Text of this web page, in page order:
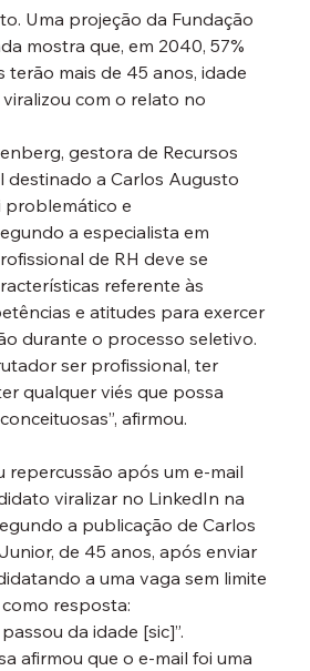
Uma projeção da Fundação
mostra que, em 2040, 57%
mais de 45 anos, idade
com o relato no
gestora de Recursos
destinado a Carlos Augusto
problemático e
a especialista em
de RH deve se
referente às
e atitudes para exercer
durante o processo seletivo.
ser profissional, ter
qualquer viés que possa
afirmou.
repercussão após um e-mail
viralizar no LinkedIn na
a publicação de Carlos
de 45 anos, após enviar
a uma vaga sem limite
resposta:
da idade [sic]”.
afirmou que o e-mail foi uma